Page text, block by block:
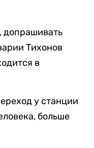
допрашивать
Тихонов
в
у станции
больше